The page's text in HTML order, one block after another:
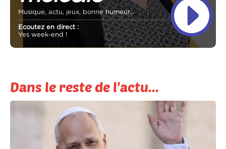
Musique, actu, jeux, bonne humeur...
Ecoutez en direct :
Yes week-end !
Dans le reste de l'actu...